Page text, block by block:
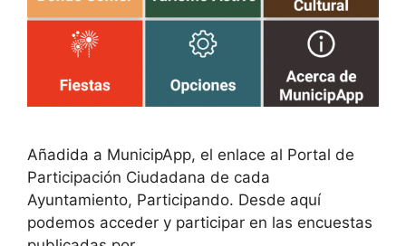
Añadida a MunicipApp, el enlace al Portal de
Participación Ciudadana de cada
Ayuntamiento, Participando. Desde aquí
podemos acceder y participar en las encuestas